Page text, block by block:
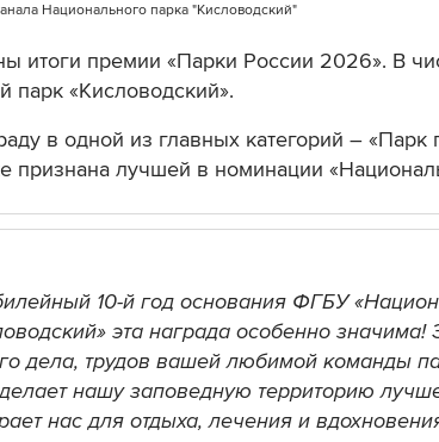
Национального парка "Кисловодский"
итоги премии «Парки России 2026». В
парк «Кисловодский».
в одной из главных категорий – «Парк
признана лучшей в номинации
10-й год основания ФГБУ
эта награда особенно
дела, трудов вашей любимой команды
нашу заповедную территорию
нас для отдыха, лечения и